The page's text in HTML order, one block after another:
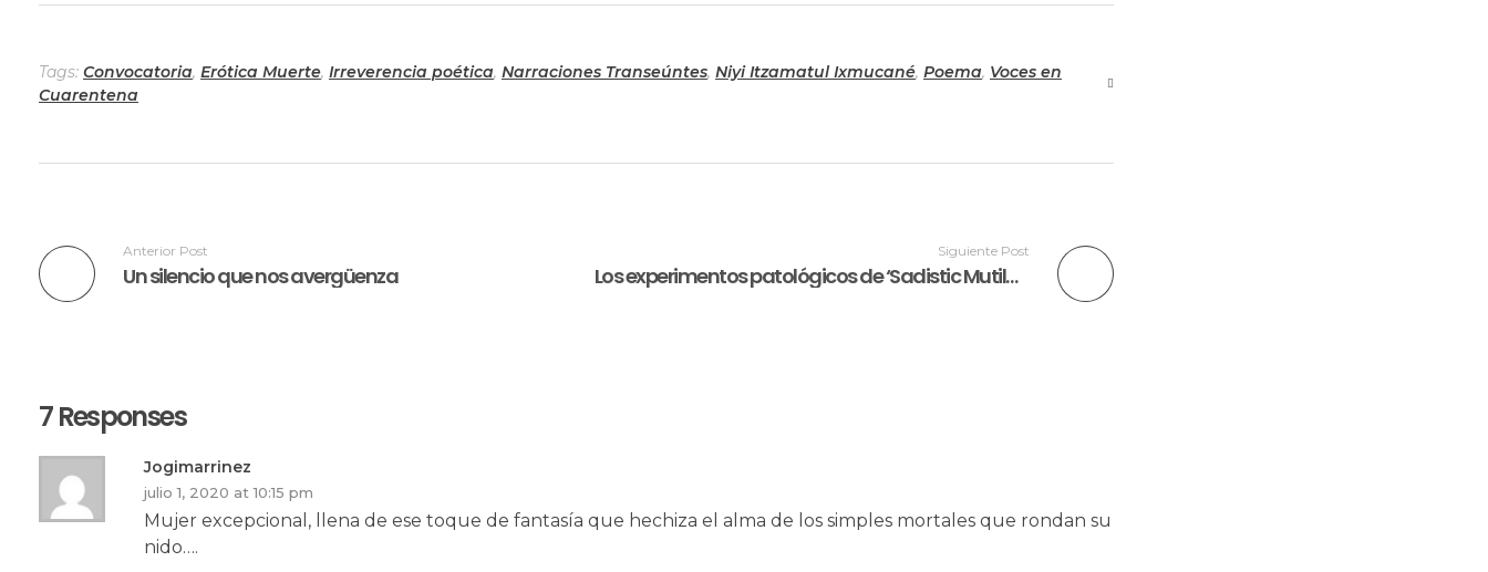
Tags: Convocatoria, Erótica Muerte, Irreverencia poética, Narraciones Transeúntes, Niyi Itzamatul Ixmucané, Poema, Voces en
Cuarentena
Anterior Post
Un silencio que nos avergüenza
Siguiente Post
Los experimentos patológicos de ‘Sadistic Mutilation’
7 Responses
Jogimarrinez
julio 1, 2020 at 10:15 pm
Mujer excepcional, llena de ese toque de fantasía que hechiza el alma de los simples mortales que rondan su
nido….